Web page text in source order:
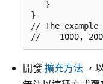
   }
}
// The
開發擴充方法 ，